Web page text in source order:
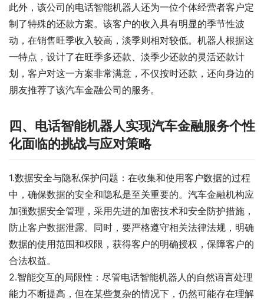
此外，该公司的电话智能机器人还为一位个体经营者客户定
制了特殊的还款方案。该客户的收入具有明显的季节性波
动，在销售旺季收入较高，淡季则相对较低。机器人根据这
一特点，设计了在旺季多还款、淡季少还款的灵活还款计
划，客户对这一方案非常满意，不仅按时还款，还向身边的
朋友推荐了该汽车金融公司的服务。
四、电话智能机器人实现汽车金融服务个性
化面临的挑战与应对策略
1.数据安全与隐私保护问题：在收集和使用客户数据的过程
中，确保数据的安全和隐私是至关重要的。汽车金融机构应
加强数据安全管理，采用先进的加密技术和安全防护措施，
防止客户数据泄露。同时，要严格遵守相关法律法规，明确
数据的使用范围和权限，获得客户的明确授权，保障客户的
合法权益。
2.智能交互的局限性：尽管电话智能机器人的自然语言处理
能力不断提高，但在某些复杂的情况下，仍然可能存在理解